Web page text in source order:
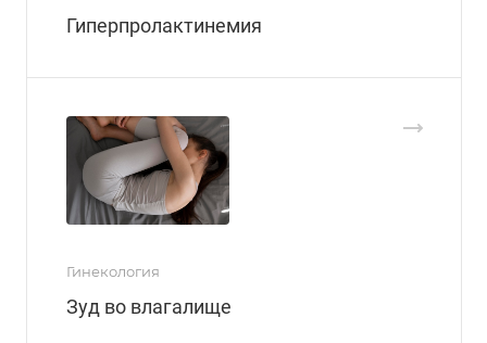
Гиперпролактинемия
Гинекология
Зуд во влагалище